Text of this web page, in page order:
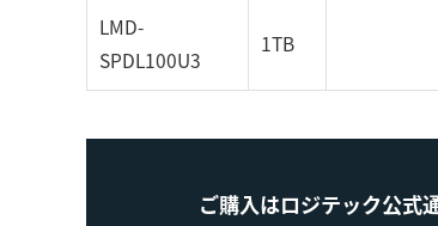
LMD-
SPDL100U3
1TB
ご購入はロジテック公式